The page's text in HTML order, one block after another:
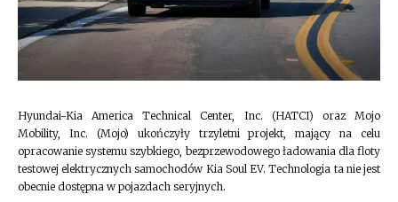
Hyundai-Kia America Technical Center, Inc. (HATCI) oraz Mojo
Mobility, Inc. (Mojo) ukończyły trzyletni projekt, mający na celu
opracowanie systemu szybkiego, bezprzewodowego ładowania dla floty
testowej elektrycznych samochodów Kia Soul EV. Technologia ta nie jest
obecnie dostępna w pojazdach seryjnych.